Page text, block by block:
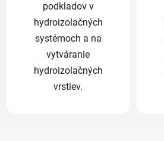
podkladov v
hydroizolačných
systémoch a na
vytváranie
hydroizolačných
vrstiev.